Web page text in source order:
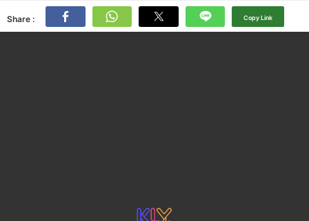
Share : Copy Link